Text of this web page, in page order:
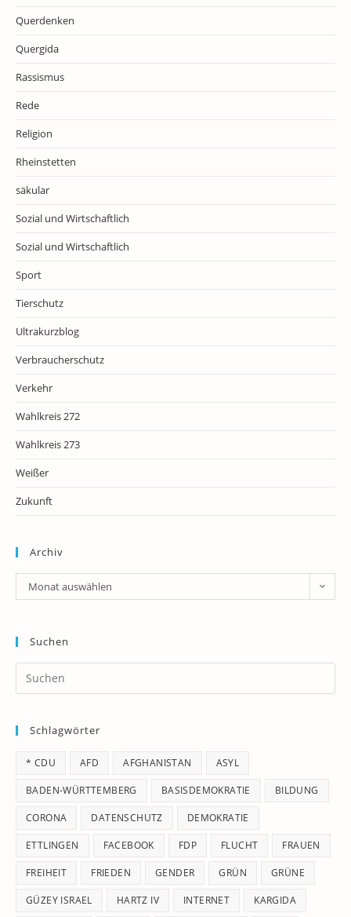
Querdenken
Quergida
Rassismus
Rede
Religion
Rheinstetten
säkular
Sozial und Wirtschaftlich
Sozial und Wirtschaftlich
Sport
Tierschutz
Ultrakurzblog
Verbraucherschutz
Verkehr
Wahlkreis 272
Wahlkreis 273
Weißer
Zukunft
Archiv
Archiv
Monat auswählen
Suchen
Schlagwörter
* CDU AFD AFGHANISTAN ASYL
BADEN-WÜRTTEMBERG BASISDEMOKRATIE BILDUNG
CORONA DATENSCHUTZ DEMOKRATIE
ETTLINGEN FACEBOOK FDP FLUCHT FRAUEN
FREIHEIT FRIEDEN GENDER GRÜN GRÜNE
GÜZEY ISRAEL HARTZ IV INTERNET KARGIDA